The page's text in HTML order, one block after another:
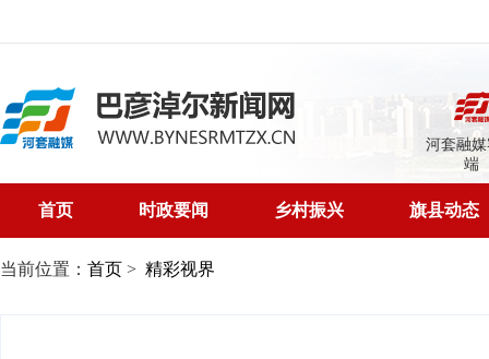
河套融
端
首页 时政要闻 乡村振兴 旗县动态
当前位置： 首页 > 精彩视界